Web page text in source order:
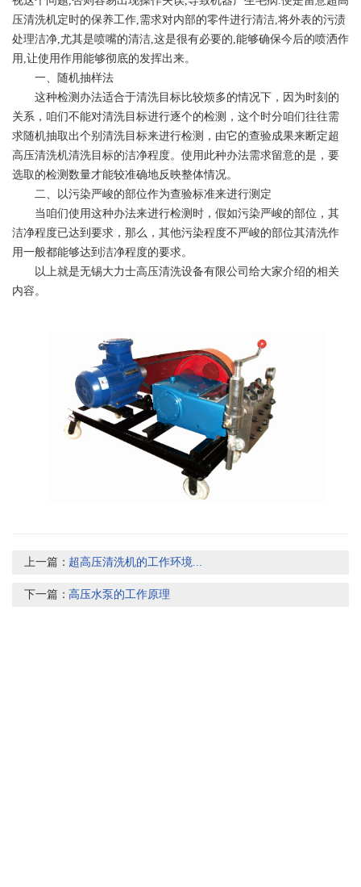
压清洗机定时的保养工作,需求对内部的零件进行清洁,将外表的污渍
处理洁净,尤其是喷嘴的清洁,这是很有必要的,能够确保今后的喷洒作
用,让使用作用能够彻底的发挥出来。
一、随机抽样法
这种检测办法适合于清洗目标比较烦多的情况下，因为时刻的
关系，咱们不能对清洗目标进行逐个的检测，这个时分咱们往往需
求随机抽取出个别清洗目标来进行检测，由它的查验成果来断定超
高压清洗机清洗目标的洁净程度。使用此种办法需求留意的是，要
选取的检测数量才能较准确地反映整体情况。
二、以污染严峻的部位作为查验标准来进行测定
当咱们使用这种办法来进行检测时，假如污染严峻的部位，其
洁净程度已达到要求，那么，其他污染程度不严峻的部位其清洗作
用一般都能够达到洁净程度的要求。
以上就是无锡大力士高压清洗设备有限公司给大家介绍的相关
内容。
上一篇： 超高压清洗机的工作环境...
下一篇：高压水泵的工作原理